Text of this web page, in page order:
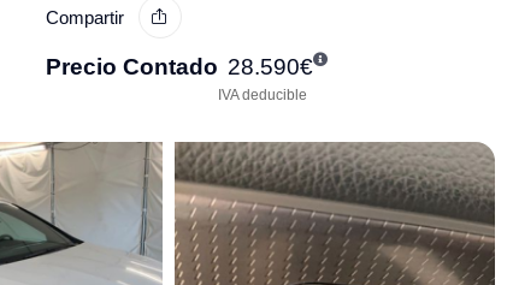
Compartir
Precio Contado 28.590€
IVA deducible